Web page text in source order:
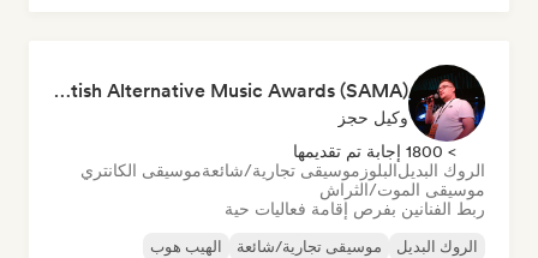
Richy Muirhead - PITCH Scotland | Scottish Alternative Music Awards (SAMA)
وكيل حجز
> 1800 إجابة تم تقديمها
الروك البديلالبلوز موسيقى تجارية/شائعةموسيقى الكانتري
موسيقى الموت/الثراش
ربط الفنانين بفرص إقامة فعاليات حية
الروك البديل موسيقى تجارية/شائعة الهيب هوب